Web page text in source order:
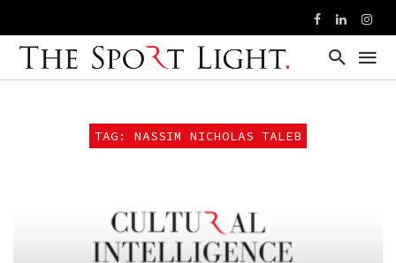
TAG: NASSIM NICHOLAS TALEB